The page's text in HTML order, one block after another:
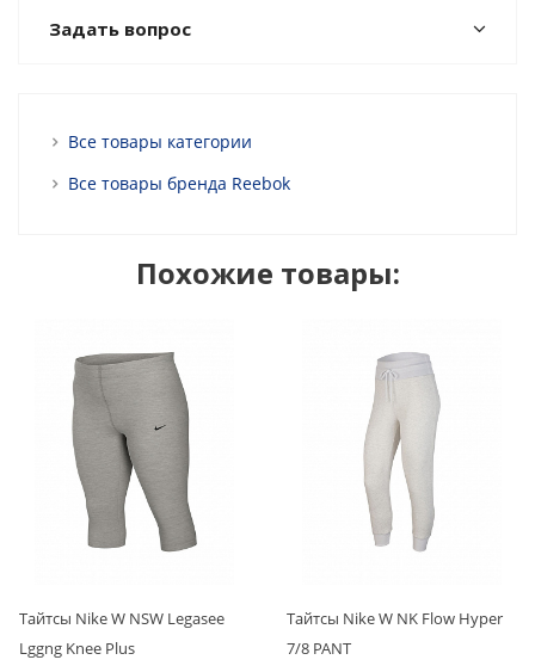
Задать вопрос
Все товары категории
Все товары бренда Reebok
Похожие товары:
Тайтсы Nike W NSW Legasee
Lggng Knee Plus
Тайтсы Nike W NK Flow Hyper
7/8 PANT